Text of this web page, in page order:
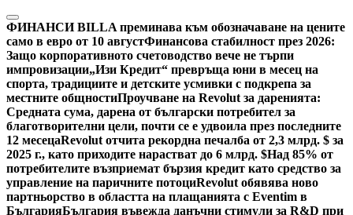
Skip
to
content
ФИНАНСИ BILLA преминава към обозначаване на цените
само в евро от 10 августФинансова стабилност през 2026:
Защо корпоративното счетоводство вече не търпи
импровизации„Изи Кредит“ превръща юни в месец на
спорта, традициите и детските усмивки с подкрепа за
местните общностиПроучване на Revolut за даренията:
Средната сума, дарена от български потребител за
благотворителни цели, почти се е удвоила през последните
12 месецаRevolut отчита рекордна печалба от 2,3 млрд. $ за
2025 г., като приходите нарастват до 6 млрд. $Над 85% от
потребителите възприемат бързия кредит като средство за
управление на паричните потоциRevolut обявява ново
партньорство в областта на плащанията с Eventim в
БългарияБългария въвежда данъчни стимули за R&D при